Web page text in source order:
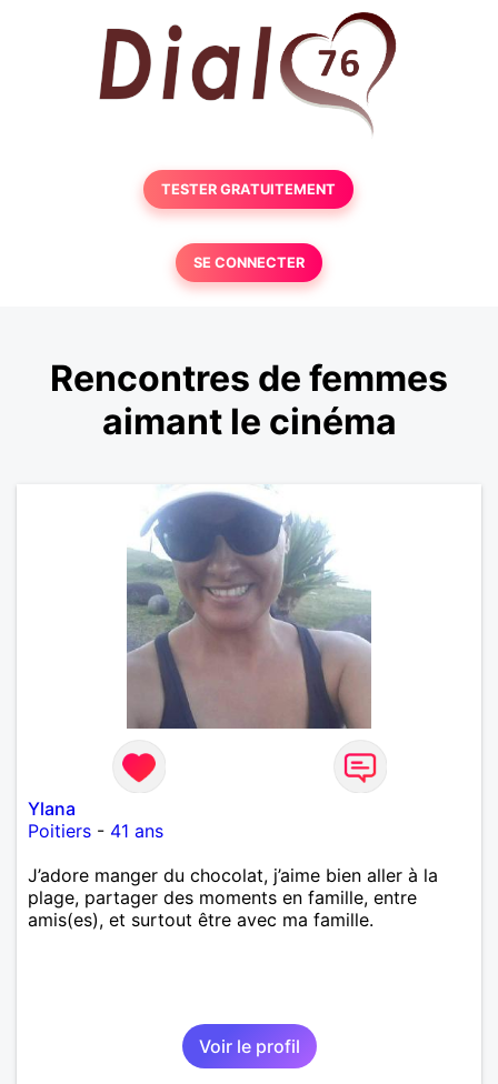
TESTER GRATUITEMENT
SE CONNECTER
Rencontres de femmes
aimant le cinéma
Ylana
Poitiers - 41 ans
J’adore manger du chocolat, j’aime bien aller à la
plage, partager des moments en famille, entre
amis(es), et surtout être avec ma famille.
Voir le profil